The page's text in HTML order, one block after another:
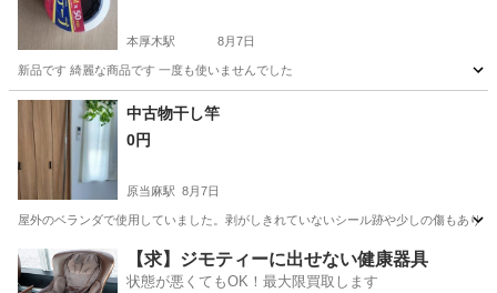
本厚木駅 8月7日
新品です 綺麗な商品です 一度も使いませんでした
神奈川 厚木市 本厚木駅
中古物干し竿
0円
原当麻駅 8月7日
屋外のベランダで使用していました。剥がしきれていないシール跡や少しの傷もあり
神奈川 相模原市 原当麻駅 洗濯用品 物干し
【求】ジモティーに出せない健康器具
状態が悪くてもOK！最大限買取します